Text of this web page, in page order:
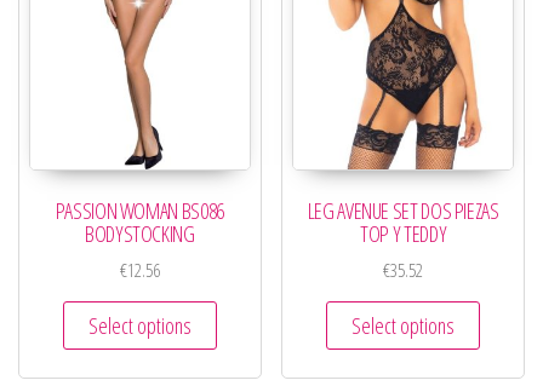
PASSION WOMAN BS086
BODYSTOCKING
€12.56
Select options
LEG AVENUE SET DOS PIEZAS
TOP Y TEDDY
€35.52
Select options